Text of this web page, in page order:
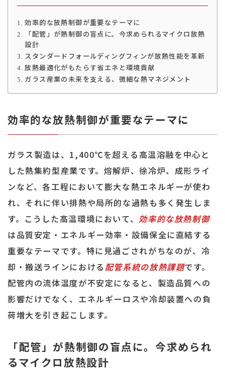
効率的な放熱制御が重要なテーマに
「配管」が熱制御の盲点に。今求められるマイクロ放熱
設計
スタンダードフォールディングフィンが放熱性能を革新
放熱最適化がもたらす省エネと環境貢献
ガラス産業の未来を支える、微細な熱マネジメント
効率的な放熱制御が重要なテーマに
ガラス製造は、1,400℃を超える高温溶融を中心と
した熱集約型産業です。熔解炉、徐冷炉、成形ライ
ンなど、各工程において膨大な熱エネルギーが使わ
れ、それに伴い排熱や局所的な過熱も多く発生しま
す。こうした高温環境において、効率的な放熱制御
は品質安定・エネルギー効率・設備保全に直結する
重要なテーマです。特に見過ごされがちなのが、冷
却・搬送ラインにおける 配管系統の放熱課題です。
配管内の流体温度が不安定になると、製造品質への
影響だけでなく、エネルギーロスや冷却装置への負
荷増大を引き起こします。
「配管」が熱制御の盲点に。今求められ
るマイクロ放熱設計